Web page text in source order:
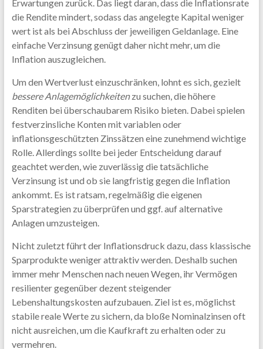
Erwartungen zurück. Das liegt daran, dass die Inflationsrate
die Rendite mindert, sodass das angelegte Kapital weniger
wert ist als bei Abschluss der jeweiligen Geldanlage. Eine
einfache Verzinsung genügt daher nicht mehr, um die
Inflation auszugleichen.
Um den Wertverlust einzuschränken, lohnt es sich, gezielt
bessere Anlagemöglichkeitenzu suchen, die höhere
Renditen bei überschaubarem Risiko bieten. Dabei spielen
festverzinsliche Konten mit variablen oder
inflationsgeschützten Zinssätzen eine zunehmend wichtige
Rolle. Allerdings sollte bei jeder Entscheidung darauf
geachtet werden, wie zuverlässig die tatsächliche
Verzinsung ist und ob sie langfristig gegen die Inflation
ankommt. Es ist ratsam, regelmäßig die eigenen
Sparstrategien zu überprüfen und ggf. auf alternative
Anlagen umzusteigen.
Nicht zuletzt führt der Inflationsdruck dazu, dass klassische
Sparprodukte weniger attraktiv werden. Deshalb suchen
immer mehr Menschen nach neuen Wegen, ihr Vermögen
resilienter gegenüber dezent steigender
Lebenshaltungskosten aufzubauen. Ziel ist es, möglichst
stabile reale Werte zu sichern, da bloße Nominalzinsen oft
nicht ausreichen, um die Kaufkraft zu erhalten oder zu
vermehren.